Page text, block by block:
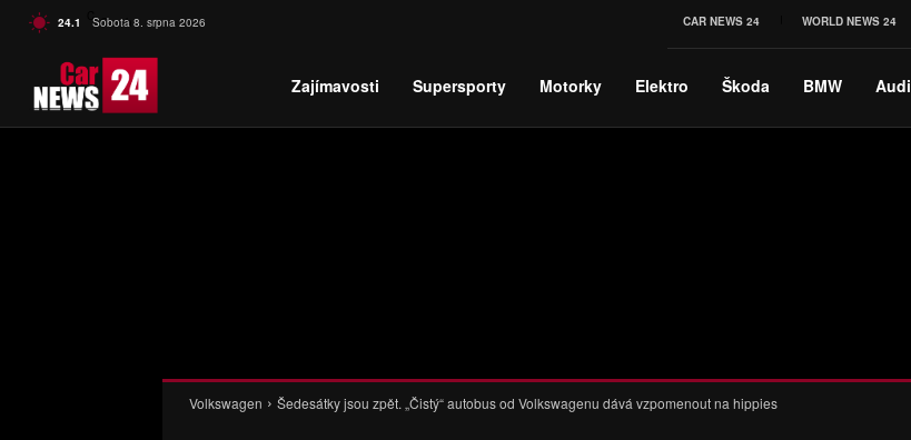
24.1 C Czech
Sobota 8. srpna 2026 CAR NEWS 24 WORLD NEWS 24
Zajímavosti Supersporty Motorky Elektro Škoda BMW Audi
Volkswagen Šedesátky jsou zpět. „Čistý“ autobus od Volkswagenu dává vzpomenout na hippies